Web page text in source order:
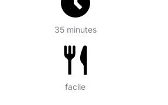
35 minutes
facile